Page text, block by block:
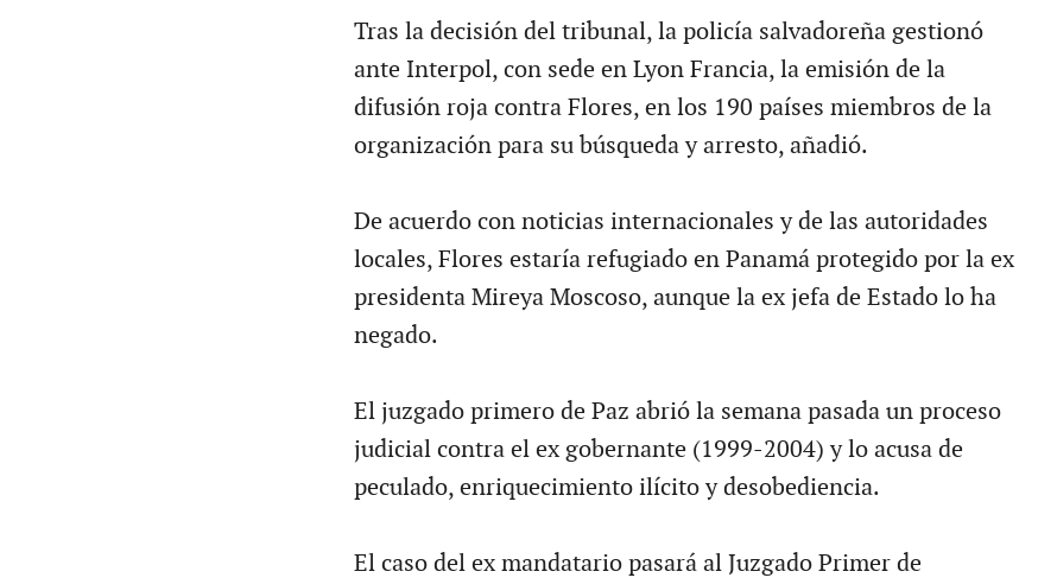
Tras la decisión del tribunal, la policía salvadoreña gestionó
ante Interpol, con sede en Lyon Francia, la emisión de la
difusión roja contra Flores, en los 190 países miembros de la
organización para su búsqueda y arresto, añadió.
De acuerdo con noticias internacionales y de las autoridades
locales, Flores estaría refugiado en Panamá protegido por la ex
presidenta Mireya Moscoso, aunque la ex jefa de Estado lo ha
negado.
El juzgado primero de Paz abrió la semana pasada un proceso
judicial contra el ex gobernante (1999-2004) y lo acusa de
peculado, enriquecimiento ilícito y desobediencia.
El caso del ex mandatario pasará al Juzgado Primer de